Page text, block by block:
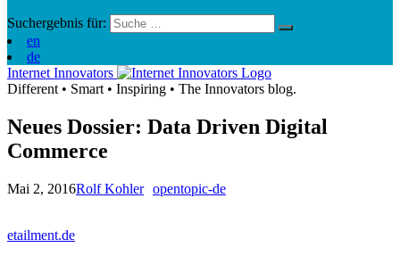
Suchergebnis für:
en
de
Internet Innovators
Different • Smart • Inspiring • The Innovators blog.
Neues Dossier: Data Driven Digital
Commerce
Mai 2, 2016Rolf Kohler opentopic-de
etailment.de